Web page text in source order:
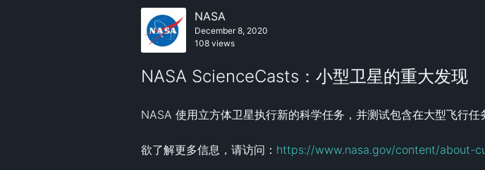
NASA
December 8, 2020
108 views
NASA ScienceCasts：小型卫星的重大发现
NASA 使用立方体卫星执行新的科学任务，并测试包含在大型飞行任
欲了解更多信息，请访问： https://www.nasa.gov/content/about-